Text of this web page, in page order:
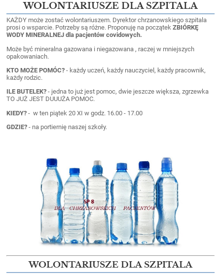
WOLONTARIUSZE DLA SZPITALA
KAŻDY może zostać wolontariuszem. Dyrektor chrzanowskiego szpitala
prosi o wsparcie. Potrzeby są różne. Proponuję na początekZBIÓRKĘ
WODY MINERALNEJ dla pacjentów covidowych.
Może być mineralna gazowana i niegazowana , raczej w mniejszych
opakowaniach.
KTO MOŻE POMÓC? - każdy uczeń, każdy nauczyciel, każdy pracownik,
każdy rodzic.
ILE BUTELEK? - jedna to już jest pomoc, dwie jeszcze większa, zgrzewka
TO JUŻ JEST DUUUŻA POMOC.
KIEDY? - w ten piątek 20 XI w godz. 16.00 - 17.00
GDZIE? - na portiernię naszej szkoły.
WOLONTARIUSZE DLA SZPITALA